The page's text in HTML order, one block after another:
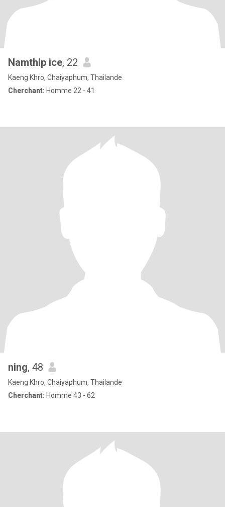
Namthip ice, 22
Kaeng Khro, Chaiyaphum, Thailande
Cherchant: Homme 22 - 41
ning, 48
Kaeng Khro, Chaiyaphum, Thailande
Cherchant: Homme 43 - 62